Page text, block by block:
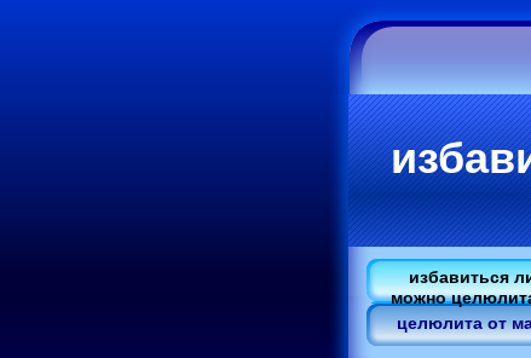
избавиться
можно
целюлита от